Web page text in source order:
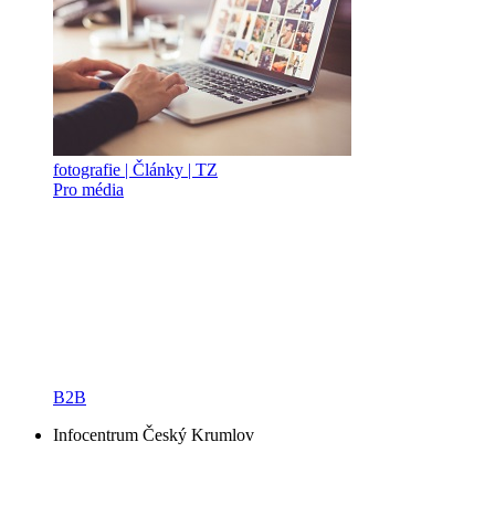
fotografie | Články | TZ
Pro média
B2B
Infocentrum Český Krumlov